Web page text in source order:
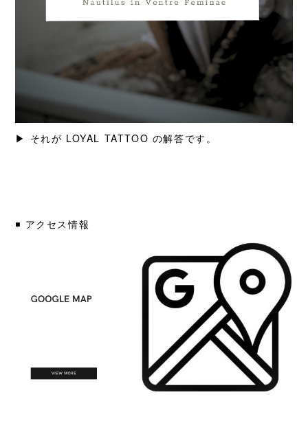
▶︎ それが LOYAL TATTOO の解答です。
◾️ アクセス情報